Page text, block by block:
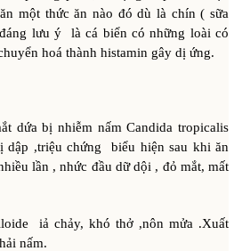
một thức ăn nào đó dù là chín ( sữa
lưu ý là cá biển có những loài có
hoá thành histamin gây dị ứng.
dứa bị nhiễm nấm Candida tropicalis
dập ,triệu chứng biểu hiện sau khi ăn
lần , nhức đầu dữ dội , đỏ mắt, mất
iả chảy, khó thở ,nôn mửa .Xuất
nấm.